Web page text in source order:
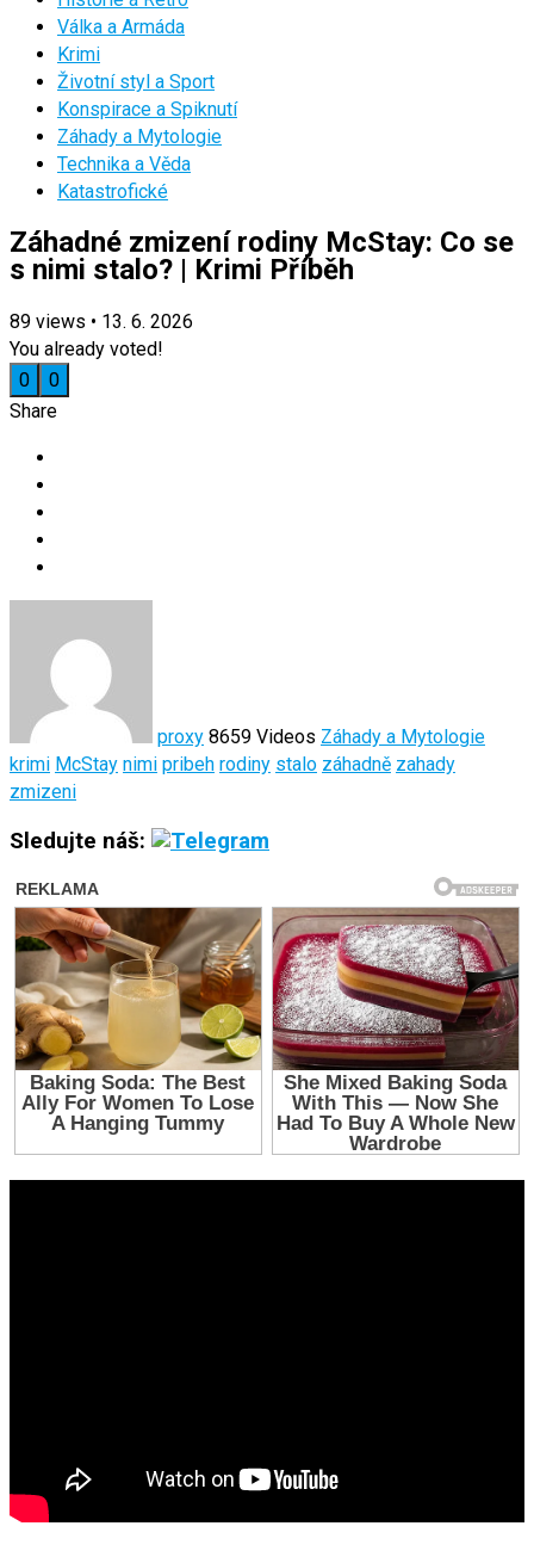
Válka a Armáda
Krimi
Životní styl a Sport
Konspirace a Spiknutí
Záhady a Mytologie
Technika a Věda
Katastrofické
Záhadné zmizení rodiny McStay: Co se
s nimi stalo? | Krimi Příběh
89 views • 13. 6. 2026
You already voted!
0
0
Share
proxy 8659 Videos Záhady a Mytologie
krimi McStay nimi pribeh rodiny stalo záhadně zahady
zmizeni
Sledujte náš: